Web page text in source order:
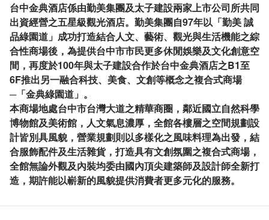
台中金典酒店係由勤美集團及太子建設兩家上市公司所共同
出資經營之五星級觀光酒店。勤美集團自97年以「勤美 誠
品綠園道」成功打造結合人文、藝術、觀光與生活機能之綜
合性商場後，為提供台中市市民更多休閒娛樂及文化創意空
間，再度於100年與太子建設合作於台中金典酒店之B1至
6F推出另一融合科技、美食、文創等概念之複合式商場
─「金典綠園道」。
本商場地處台中市台灣大道之精華商圈，鄰近國立自然科學
博物館及美術館，人文氣息濃厚，全館各樓層之空間規劃設
計皆別具風貌，營業規劃則以多樣化之風味料理為出發，結
合服飾配件及生活雜貨，打造具有文創氛圍之複合式商場，
全館無論外觀及內裝均委由國內頂尖建築師及設計師全新打
造，期許能以嶄新的風貌提供消費者更多元化的服務。